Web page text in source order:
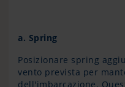
a. Spring
Posizionare spring
vento prevista per
dell'imbarcazione.